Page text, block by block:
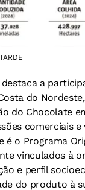
a
do
do Chocolate
comerciais e
é o Programa
vinculados à
e perfil
do produto à